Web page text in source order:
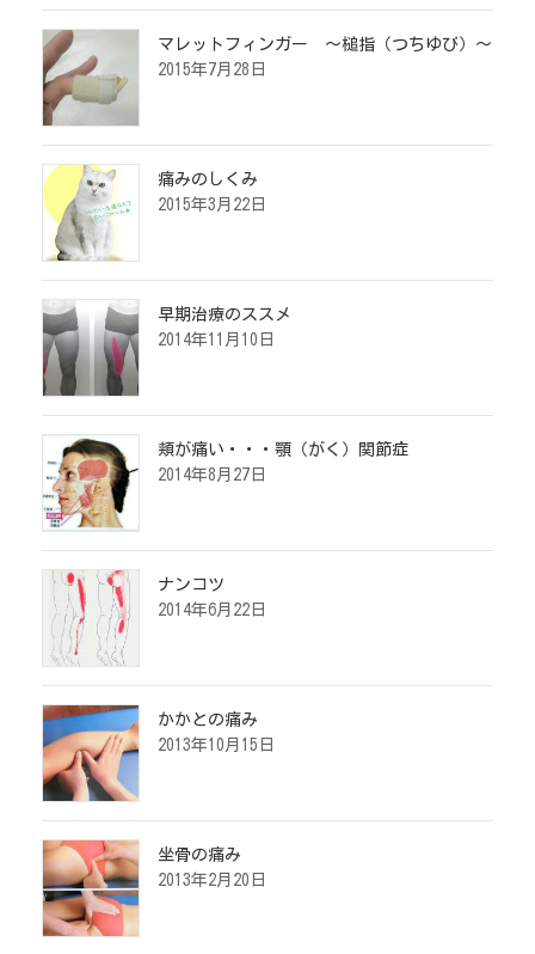
マレットフィンガー ～槌指（つちゆび）～
2015年7月28日
痛みのしくみ
2015年3月22日
早期治療のススメ
2014年11月10日
頬が痛い・・・顎（がく）関節症
2014年8月27日
ナンコツ
2014年6月22日
かかとの痛み
2013年10月15日
坐骨の痛み
2013年2月20日